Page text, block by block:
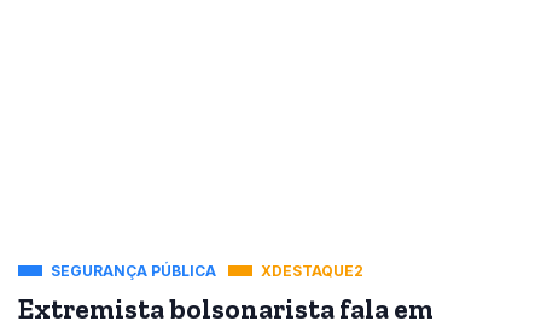
SEGURANÇA PÚBLICA XDESTAQUE2
Extremista bolsonarista fala em